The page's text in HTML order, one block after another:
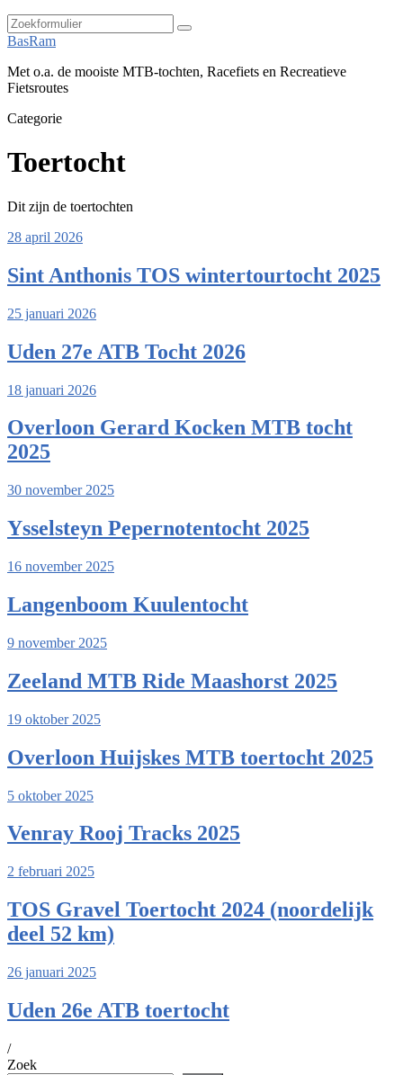
Zoeken
BasRam
Met o.a. de mooiste MTB-tochten, Racefiets en Recreatieve
Fietsroutes
Categorie
Toertocht
Dit zijn de toertochten
28 april 2026
Sint Anthonis TOS wintertourtocht 2025
25 januari 2026
Uden 27e ATB Tocht 2026
18 januari 2026
Overloon Gerard Kocken MTB tocht
2025
30 november 2025
Ysselsteyn Pepernotentocht 2025
16 november 2025
Langenboom Kuulentocht
9 november 2025
Zeeland MTB Ride Maashorst 2025
19 oktober 2025
Overloon Huijskes MTB toertocht 2025
5 oktober 2025
Venray Rooj Tracks 2025
2 februari 2025
TOS Gravel Toertocht 2024 (noordelijk
deel 52 km)
26 januari 2025
Uden 26e ATB toertocht
/
Zoek